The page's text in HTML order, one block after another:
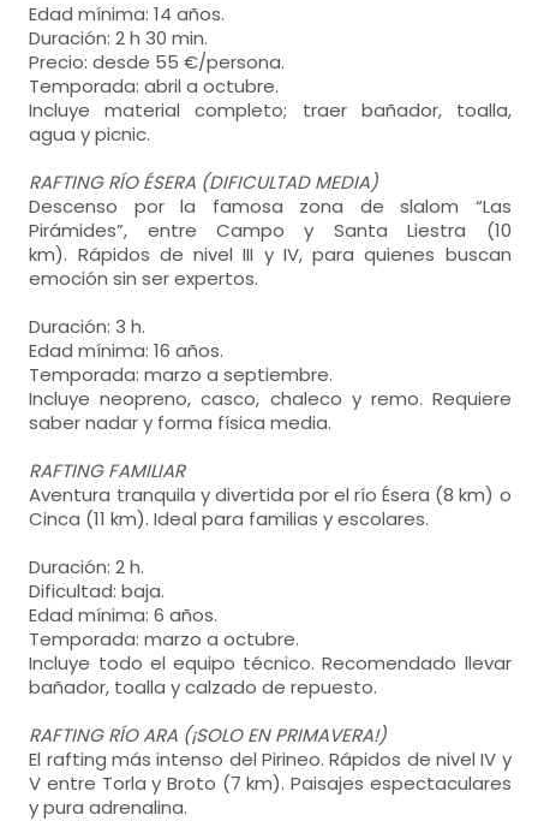
Edad mínima: 14 años.
Duración: 2 h 30 min.
Precio: desde 55 €/persona.
Temporada: abril a octubre.
Incluye material completo; traer bañador, toalla,
agua y picnic.
RAFTING RÍO ÉSERA (DIFICULTAD MEDIA)
Descenso por la famosa zona de slalom “Las
Pirámides”, entre Campo y Santa Liestra (10
km). Rápidos de nivel III y IV, para quienes buscan
emoción sin ser expertos.
Duración: 3 h.
Edad mínima: 16 años.
Temporada: marzo a septiembre.
Incluye neopreno, casco, chaleco y remo. Requiere
saber nadar y forma física media.
RAFTING FAMILIAR
Aventura tranquila y divertida por el río Ésera (8 km) o
Cinca (11 km). Ideal para familias y escolares.
Duración: 2 h.
Dificultad: baja.
Edad mínima: 6 años.
Temporada: marzo a octubre.
Incluye todo el equipo técnico. Recomendado llevar
bañador, toalla y calzado de repuesto.
RAFTING RÍO ARA (¡SOLO EN PRIMAVERA!)
El rafting más intenso del Pirineo. Rápidos de nivel IV y
V entre Torla y Broto (7 km). Paisajes espectaculares
y pura adrenalina.